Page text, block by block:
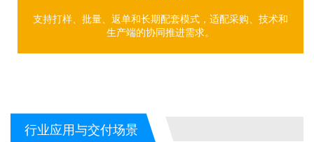
支持打样、批量、返单和长期配套模式，适配采购、技术和
生产端的协同推进需求。
行业应用与交付场景